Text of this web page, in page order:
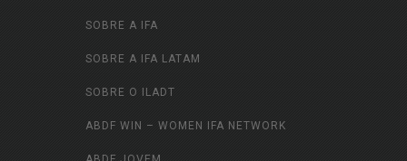
SOBRE A IFA
SOBRE A IFA LATAM
SOBRE O ILADT
ABDF WIN – WOMEN IFA NETWORK